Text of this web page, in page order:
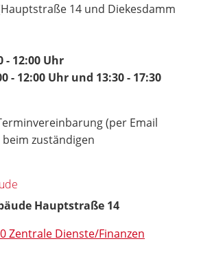
14 und Diekesdamm
12:00 Uhr
- 12:00 Uhr und 13:30 - 17:30
(per Email
zuständigen
Hauptstraße 14
Zentrale Dienste/Finanzen